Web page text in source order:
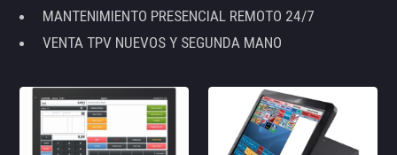
MANTENIMIENTO PRESENCIAL REMOTO 24/7
VENTA TPV NUEVOS Y SEGUNDA MANO